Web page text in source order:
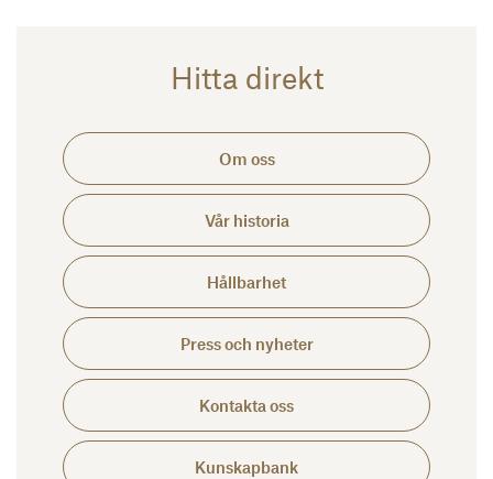
Hitta direkt
Om oss
Vår histo­ria
Håll­bar­het
Press och nyheter
Kontakta oss
Kunskapbank